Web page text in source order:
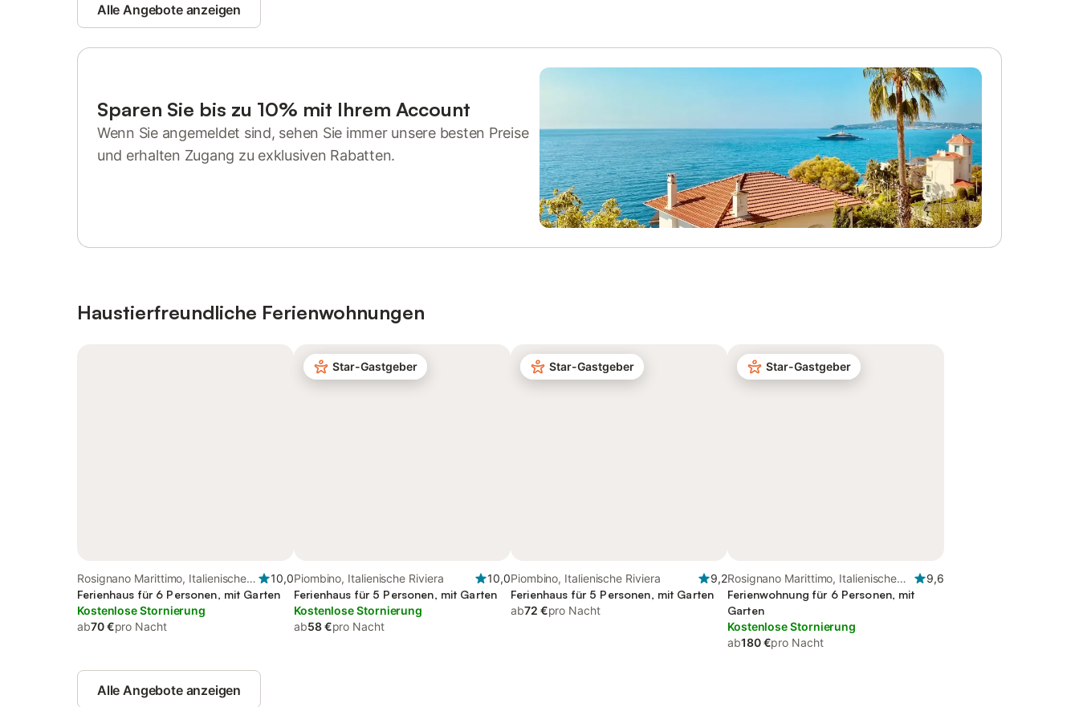
Alle Angebote anzeigen
Sparen Sie bis zu 10% mit Ihrem Account
Wenn Sie angemeldet sind, sehen Sie immer unsere besten Preise
und erhalten Zugang zu exklusiven Rabatten.
Haustierfreundliche Ferienwohnungen
Rosignano Marittimo, Italienische
Riviera
10,0
Ferienhaus für 6 Personen, mit Garten
Kostenlose Stornierung
ab70 €pro Nacht
Star-Gastgeber
Piombino, Italienische Riviera
10,0
Ferienhaus für 5 Personen, mit Garten
Kostenlose Stornierung
ab58 €pro Nacht
Star-Gastgeber
Piombino, Italienische Riviera
9,2
Ferienhaus für 5 Personen, mit Garten
ab72 €pro Nacht
Star-Gastgeber
Rosignano Marittimo, Italienische
Riviera
9,6
Ferienwohnung für 6 Personen, mit
Garten
Kostenlose Stornierung
ab180 €pro Nacht
Alle Angebote anzeigen